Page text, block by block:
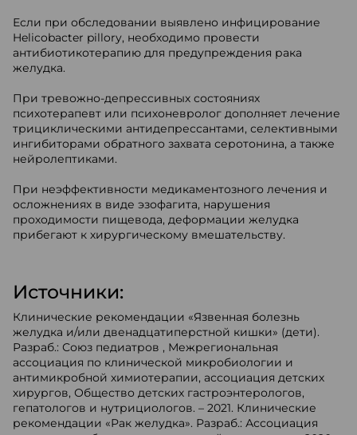
Если при обследовании выявлено инфицирование
Helicobacter pillory, необходимо провести
антибиотикотерапию для предупреждения рака
желудка.
При тревожно-депрессивных состояниях
психотерапевт или психоневролог дополняет лечение
трициклическими антидепрессантами, селективными
ингибиторами обратного захвата серотонина, а также
нейролептиками.
При неэффективности медикаментозного лечения и
осложнениях в виде эзофагита, нарушения
проходимости пищевода, деформации желудка
прибегают к хирургическому вмешательству.
Источники:
Клинические рекомендации «Язвенная болезнь
желудка и/или двенадцатиперстной кишки» (дети).
Разраб.: Союз педиатров , Межрегиональная
ассоциация по клинической микробиологии и
антимикробной химиотерапии, ассоциация детских
хирургов, Общество детских гастроэнтерологов,
гепатологов и нутрициологов. – 2021. Клинические
рекомендации «Рак желудка». Разраб.: Ассоциация